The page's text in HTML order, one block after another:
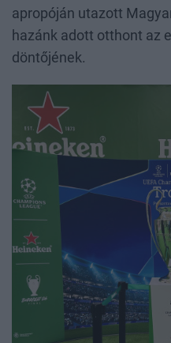
apropóján utazott
hazánk adott otthont az
döntőjének.